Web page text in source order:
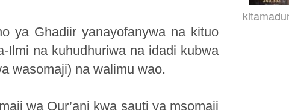
ya Ghadiir yanayofanywa na kituo
Ilmi na kuhudhuriwa na idadi kubwa
wasomaji) na walimu wao.
wa Qur’ani kwa sauti ya msomaji